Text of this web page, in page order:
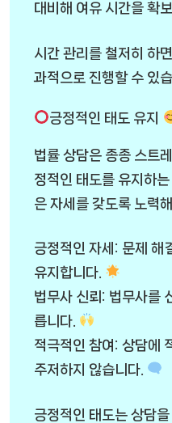
대비해 여유 시간을 확
시간 관리를 철저히 하
과적으로 진행할 수 있
긍정적인 태도 유지
법률 상담은 종종 스트
정적인 태도를 유지하
은 자세를 갖도록 노력
긍정적인 자세: 문제 해
유지합니다.
법무사 신뢰: 법무사를
릅니다.
적극적인 참여: 상담에
주저하지 않습니다.
긍정적인 태도는 상담